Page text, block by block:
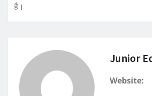
है।
Junior
Website: